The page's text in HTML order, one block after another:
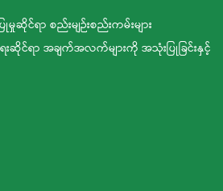
မှုဆိုင်ရာ စည်းမျဉ်းစည်းကမ်းများ
ေးဆိုင်ရာ အချက်အလက်များကို အသုံးပြုခြင်းနှင့်